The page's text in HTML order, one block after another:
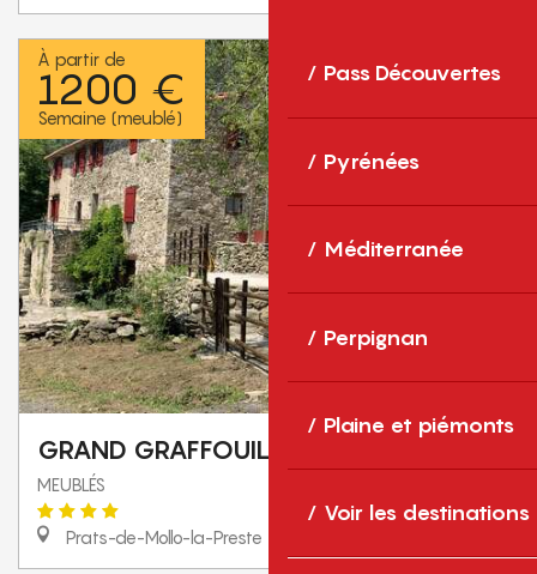
Pass Découvertes
Pyrénées
Méditerranée
Perpignan
Plaine et piémonts
Voir les destinations
À partir de
1200 €
Semaine (meublé)
GRAND GRAFFOUIL
MEUBLÉS
Prats-de-Mollo-la-Preste